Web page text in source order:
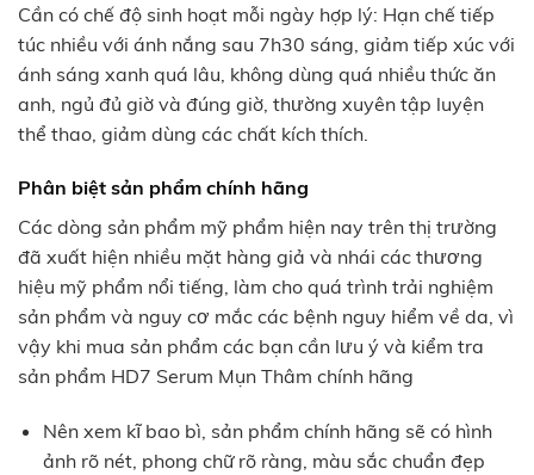
Cần có chế độ sinh hoạt mỗi ngày hợp lý: Hạn chế tiếp
túc nhiều với ánh nắng sau 7h30 sáng, giảm tiếp xúc với
ánh sáng xanh quá lâu, không dùng quá nhiều thức ăn
anh, ngủ đủ giờ và đúng giờ, thường xuyên tập luyện
thể thao, giảm dùng các chất kích thích.
Phân biệt sản phẩm chính hãng
Các dòng sản phẩm mỹ phẩm hiện nay trên thị trường
đã xuất hiện nhiều mặt hàng giả và nhái các thương
hiệu mỹ phẩm nổi tiếng, làm cho quá trình trải nghiệm
sản phẩm và nguy cơ mắc các bệnh nguy hiểm về da, vì
vậy khi mua sản phẩm các bạn cần lưu ý và kiểm tra
sản phẩm HD7 Serum Mụn Thâm chính hãng
Nên xem kĩ bao bì, sản phẩm chính hãng sẽ có hình
ảnh rõ nét, phong chữ rõ ràng, màu sắc chuẩn đẹp